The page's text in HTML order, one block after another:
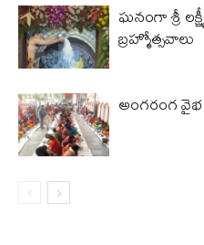
ఘనంగా శ్రీ
బ్రహ్మోత్సవాలు
అంగరంగ